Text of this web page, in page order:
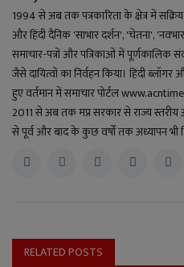
1994 से अब तक पत्रकारिता के क्षेत्र में
और हिंदी दैनिक 'साभार दर्शन', 'चेतना',
समाचार-पत्रों और पत्रिकाओं में पूर्णकालिक
जैसे दायित्वों का निर्वहन किया। हिंदी
हुए वर्तमान में समाचार पोर्टल
2011 से अब तक मप्र सरकार से राज्य स्तरीय
से पूर्व और बाद के कुछ वर्षों तक अध्यापन भी
RELATED POSTS